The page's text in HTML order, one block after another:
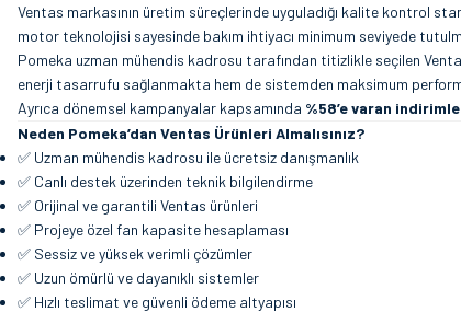
Ventas markasının üretim süreçlerinde uyguladığı kalite kontrol
motor teknolojisi sayesinde bakım ihtiyacı minimum seviyede
Pomeka uzman mühendis kadrosu tarafından titizlikle seçilen
enerji tasarrufu sağlanmakta hem de sistemden maksimum
Ayrıca dönemsel kampanyalar kapsamında %58’e varan
Neden Pomeka’dan Ventas Ürünleri Almalısınız?
✅ Uzman mühendis kadrosu ile ücretsiz danışmanlık
✅ Canlı destek üzerinden teknik bilgilendirme
✅ Orijinal ve garantili Ventas ürünleri
✅ Projeye özel fan kapasite hesaplaması
✅ Sessiz ve yüksek verimli çözümler
✅ Uzun ömürlü ve dayanıklı sistemler
✅ Hızlı teslimat ve güvenli ödeme altyapısı